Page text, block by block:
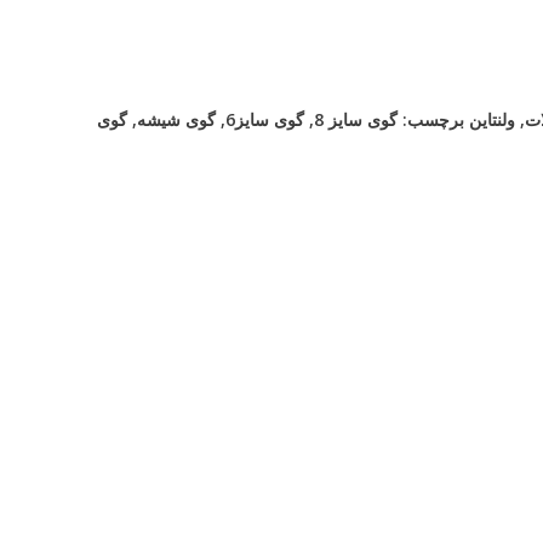
, ولنتاین برچسب:گوی سایز 8 ,گوی سایز6 ,گوی شیشه,گوی